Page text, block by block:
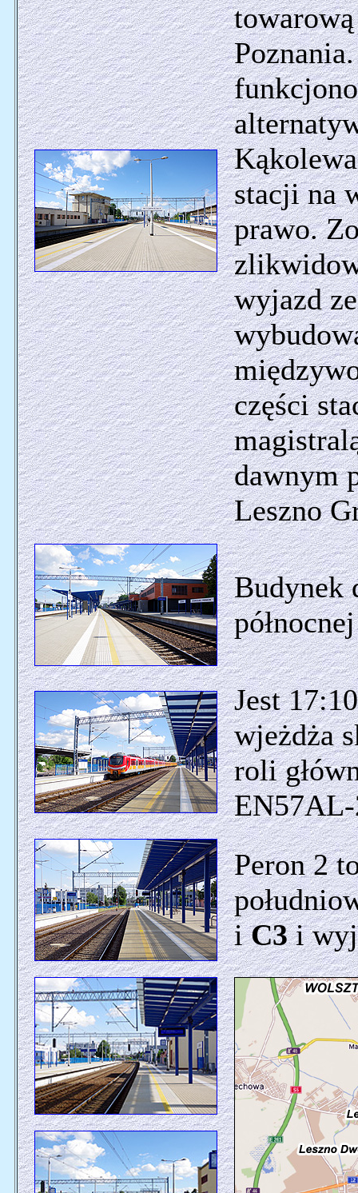
stacji na
prawo.
wyjazd
części
dawnym
Leszno
Budynek
Jest
wjeżdża
roli
EN57AL-
Peron 2
iC3i